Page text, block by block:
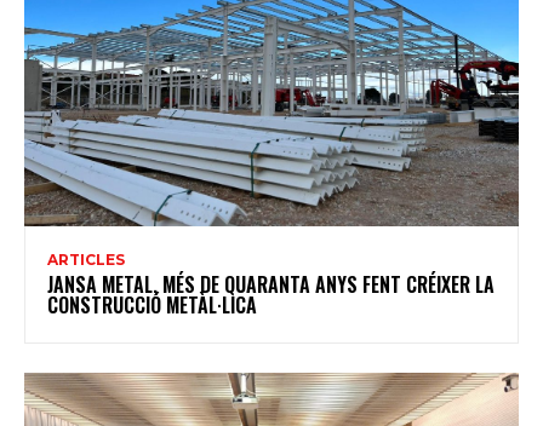
ARTICLES
JANSA METAL, MÉS DE QUARANTA ANYS FENT CRÉIXER LA
CONSTRUCCIÓ METÀL·LICA